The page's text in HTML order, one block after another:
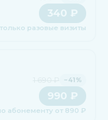
340 ₽
только разовые визиты
−41%
990 ₽
абонементу от 890 ₽